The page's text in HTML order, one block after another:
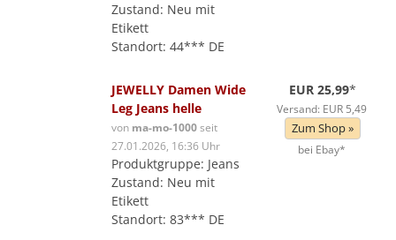
Zustand: Neu mit
Etikett
Standort: 44*** DE
JEWELLY Damen Wide
Leg Jeans helle
von ma-mo-1000seit
27.01.2026, 16:36 Uhr
Produktgruppe: Jeans
Zustand: Neu mit
Etikett
Standort: 83*** DE
EUR 25,99*
Versand: EUR 5,49
Zum Shop »
bei Ebay*